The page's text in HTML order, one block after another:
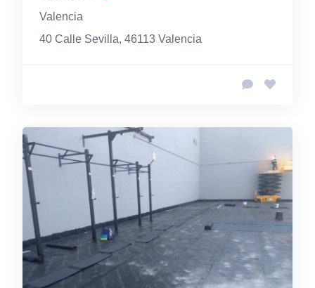
Valencia
40 Calle Sevilla, 46113 Valencia